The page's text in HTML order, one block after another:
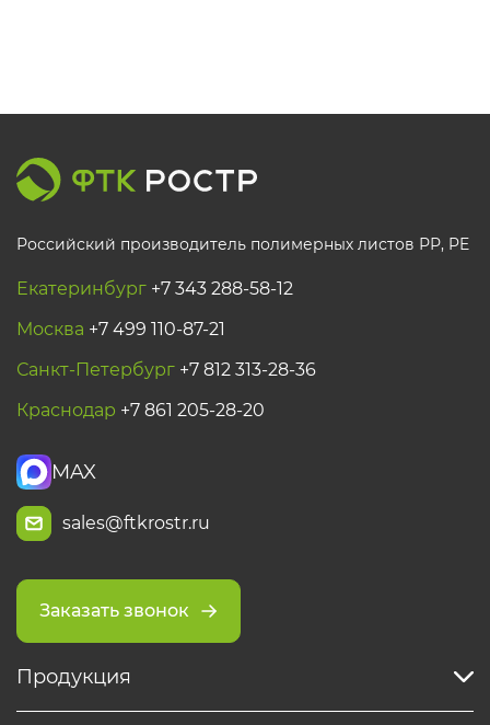
Российский производитель полимерных листов РР, PE
Екатеринбург +7 343 288-58-12
Москва +7 499 110-87-21
Санкт-Петербург +7 812 313-28-36
Краснодар +7 861 205-28-20
MAX
sales@ftkrostr.ru
Заказать звонок
Продукция